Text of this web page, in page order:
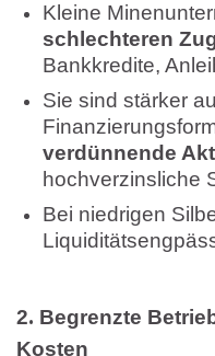
Kleine
schlechteren
Bankkredite,
Sie sind stärker
verdünnende
hochverzinsliche
Bei niedrigen
2. Begrenzte
Kosten